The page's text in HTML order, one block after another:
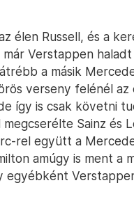
élen Russell, és a
Verstappen
a másik
verseny felénél
így is csak követni
Sainz és
rel együtt a
amúgy is ment a
egyébként